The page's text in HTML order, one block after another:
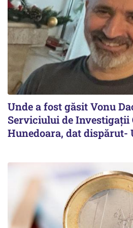
Unde a fost găsit Vonu
Serviciului de Investigații
Hunedoara, dat dispărut-